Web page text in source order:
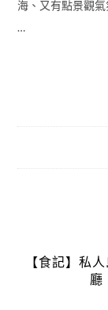
海、又有點景觀
…
【食記】私
廳